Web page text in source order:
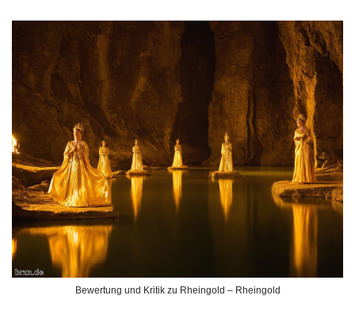
Bewertung und Kritik zu Rheingold – Rheingold